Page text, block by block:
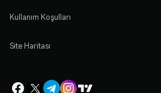
Kullanım Koşulları
Site Haritası